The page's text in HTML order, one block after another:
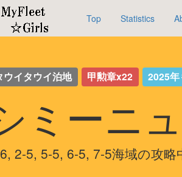
Top Statistics
ウイタウイ泊地 甲勲章x22 2025
ミーニ
2-5, 5-5, 6-5, 7-5海域の攻略